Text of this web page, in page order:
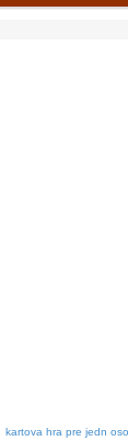
kartova hra pre jedn